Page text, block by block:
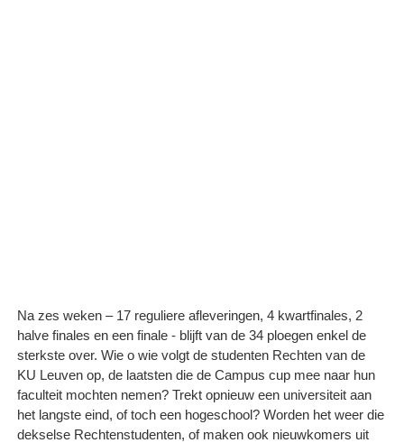
Na zes weken – 17 reguliere afleveringen, 4 kwartfinales, 2
halve finales en een finale - blijft van de 34 ploegen enkel de
sterkste over. Wie o wie volgt de studenten Rechten van de
KU Leuven op, de laatsten die de Campus cup mee naar hun
faculteit mochten nemen? Trekt opnieuw een universiteit aan
het langste eind, of toch een hogeschool? Worden het weer die
dekselse Rechtenstudenten, of maken ook nieuwkomers uit